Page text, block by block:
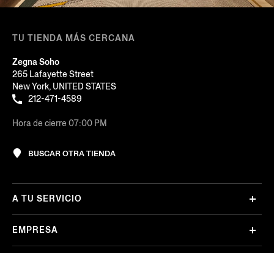
TU TIENDA MÁS CERCANA
Zegna Soho
265 Lafayette Street
New York, UNITED STATES
212-471-4589
Hora de cierre 07:00 PM
BUSCAR OTRA TIENDA
A TU SERVICIO
EMPRESA